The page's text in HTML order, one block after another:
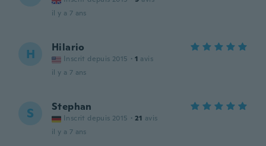
il y a 7 ans
H Hilario
Inscrit depuis 2015 · 1 avis
il y a 7 ans
S Stephan
Inscrit depuis 2015 · 21 avis
il y a 7 ans